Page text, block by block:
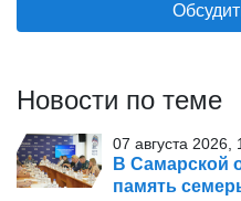
Новости по теме
07 августа 2026,
В Самарской
память